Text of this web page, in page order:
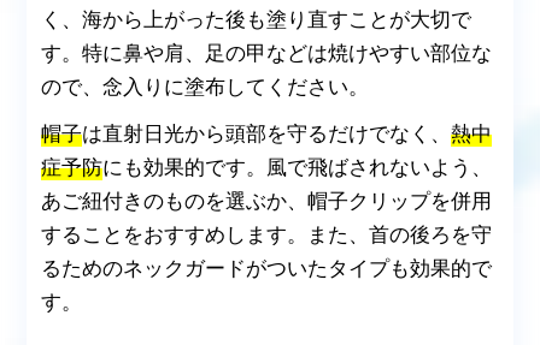
く、海から上がった後も塗り直すことが大切で
す。特に鼻や肩、足の甲などは焼けやすい部位な
ので、念入りに塗布してください。
帽子は直射日光から頭部を守るだけでなく、熱中
症予防にも効果的です。風で飛ばされないよう、
あご紐付きのものを選ぶか、帽子クリップを併用
することをおすすめします。また、首の後ろを守
るためのネックガードがついたタイプも効果的で
す。